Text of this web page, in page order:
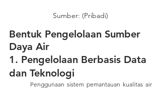
Sumber: (Pribadi)
Bentuk Pengelolaan Sumber
Daya Air
1. Pengelolaan Berbasis Data
dan Teknologi